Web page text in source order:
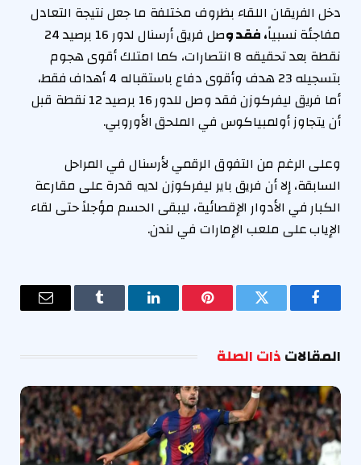
دخل الفريقان اللقاء بظروف مختلفة ما جعل نتيجة التعادل
مفاجئة نسبياً،فقدو
صل فريق أرسنال لدور 16 برصيد 24
نقطة بعد تحقيقه 8 انتصارات، كما امتلك أقوى هجوم
بتسجيله 23 هدف وأقوى دفاع باستقباله 4 أهداف فقط،
أما فريق ليفركوزن فقد وصل للدور 16 برصيد 12 نقطة قبل
أن يتجاوز أولمبياكوس في الملحق الأوروبي.
وعلى الرغم من التفوق الرقمي لأرسنال في المراحل
السابقة، إلا أن فريق باير ليفركوزن لديه قدرة على مقارعة
الكبار في الأدوار الإقصائية، ليبقى الحسم مؤجلاً حتى لقاء
الإياب على ملعب الإمارات في لندن.
فيسبوك تويتر بينتيريستلينكدإن Tumblr
البريد
المقالاتذات الصلة